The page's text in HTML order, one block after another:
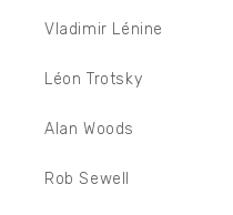
Vladimir Lénine
Léon Trotsky
Alan Woods
Rob Sewell